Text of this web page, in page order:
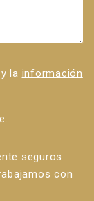
la información
seguros
con